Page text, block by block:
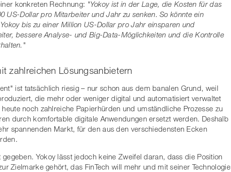
konkreten Rechnung: "Yokoy ist in der Lage, die Kosten für das
US-Dollar pro Mitarbeiter und Jahr zu senken. So könnte ein
bis zu einer Million US-Dollar pro Jahr einsparen und
bessere Analyse- und Big-Data-Möglichkeiten und die Kontrolle
zahlreichen Lösungsanbietern
ist tatsächlich riesig – nur schon aus dem banalen Grund, weil
die mehr oder weniger digital und automatisiert verwaltet
noch zahlreiche Papierhürden und umständliche Prozesse zu
durch komfortable digitale Anwendungen ersetzt werden. Deshalb
spannenden Markt, für den aus den verschiedensten Ecken
Yokoy lässt jedoch keine Zweifel daran, dass die Position
Zielmarke gehört, das FinTech will mehr und mit seiner Technologie